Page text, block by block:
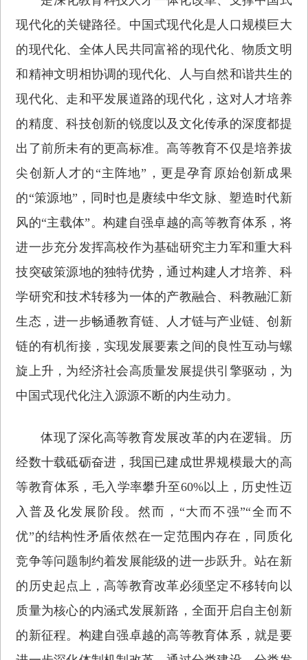
现代化的关键路径。中国式现代化是人口规模巨大
的现代化、全体人民共同富裕的现代化、物质文明
和精神文明相协调的现代化、人与自然和谐共生的
现代化、走和平发展道路的现代化，这对人才培养
的精度、科技创新的锐度以及文化传承的深度都提
出了前所未有的更高标准。高等教育不仅是培养拔
尖创新人才的“主阵地”，更是孕育原始创新成果
的“策源地”，同时也是赓续中华文脉、塑造时代新
风的“主载体”。构建自强卓越的高等教育体系，将
进一步充分发挥高校作为基础研究主力军和重大科
技突破策源地的独特优势，通过构建人才培养、科
学研究和技术转移为一体的产教融合、科教融汇新
生态，进一步畅通教育链、人才链与产业链、创新
链的有机衔接，实现发展要素之间的良性互动与螺
旋上升，为经济社会高质量发展提供引擎驱动，为
中国式现代化注入源源不断的内生动力。
体现了深化高等教育发展改革的内在逻辑。历
经数十载砥砺奋进，我国已建成世界规模最大的高
等教育体系，毛入学率攀升至60%以上，历史性迈
入普及化发展阶段。然而，“大而不强”“全而不
优”的结构性矛盾依然在一定范围内存在，同质化
竞争等问题制约着发展能级的进一步跃升。站在新
的历史起点上，高等教育改革必须坚定不移转向以
质量为核心的内涵式发展新路，全面开启自主创新
的新征程。构建自强卓越的高等教育体系，就是要